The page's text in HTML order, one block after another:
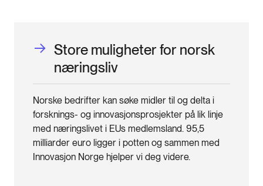
Store muligheter for norsk
næringsliv
Norske bedrifter kan søke midler til og delta i
forsknings- og innovasjonsprosjekter på lik linje
med næringslivet i EUs medlemsland. 95,5
milliarder euro ligger i potten og sammen med
Innovasjon Norge hjelper vi deg videre.